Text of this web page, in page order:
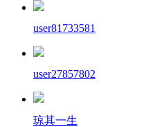
user81733581
user27857802
琼其一生